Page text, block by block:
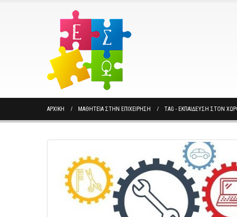
ΑΡΧΙΚΉ ΜΑΘΗΤΕΙΑ ΣΤΗΝ ΕΠΙΧΕΊΡΗΣΗ TAG - ΕΚΠΑΊΔΕΥΣΗ ΣΤΟΝ